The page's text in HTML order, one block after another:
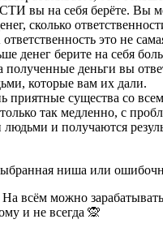
вы на себя берёте. Вы
сколько
это не
денег берите на себя
полученные деньги вы
которые вам их дали.
приятные существа со всем
так медленно, с
и получаются
ниша или
На всём можно
и не всегда 🙊